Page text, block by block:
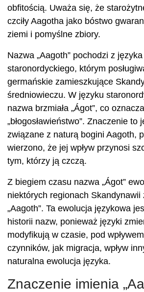
obfitością. Uważa się, że
czciły Aagotha ​​jako bóstwo
ziemi i pomyślne zbiory.
Nazwa „Aagoth” pochodzi z języka
staronordyckiego, którym
germańskie zamieszkujące
średniowieczu. W języku
nazwa brzmiała „Ágot”, co
„błogosławieństwo”. Znaczenie to
związane z naturą bogini Aagoth,
wierzono, że jej wpływ przynosi
tym, którzy ją czczą.
Z biegiem czasu nazwa „Ágot”
niektórych regionach Skandynawii
„Aagoth”. Ta ewolucja językowa
historii nazw, ponieważ języki
modyfikują w czasie, pod
czynników, jak migracja, wpływ
naturalna ewolucja języka.
Znaczenie imienia